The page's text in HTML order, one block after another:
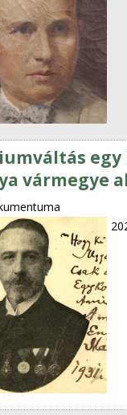
egy
vármegye